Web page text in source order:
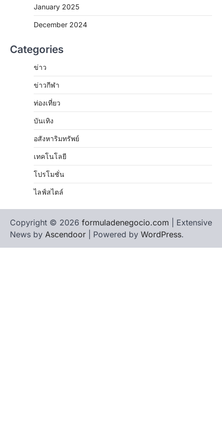
January 2025
December 2024
Categories
ข่าว
ข่าวกีฬา
ท่องเที่ยว
บันเทิง
อสังหาริมทรัพย์
เทคโนโลยี
โปรโมชั่น
ไลฟ์สไตล์
Copyright © 2026 formuladenegocio.com | Extensive
News by Ascendoor | Powered by WordPress.